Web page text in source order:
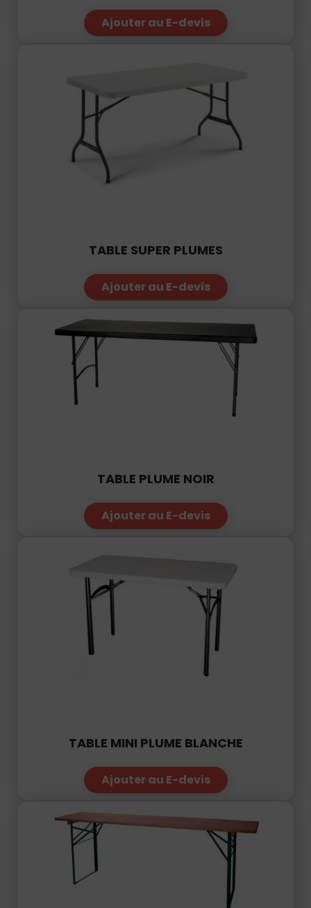
Ajouter au E-devis
TABLE SUPER PLUMES
Ajouter au E-devis
TABLE PLUME NOIR
Ajouter au E-devis
TABLE MINI PLUME BLANCHE
Ajouter au E-devis